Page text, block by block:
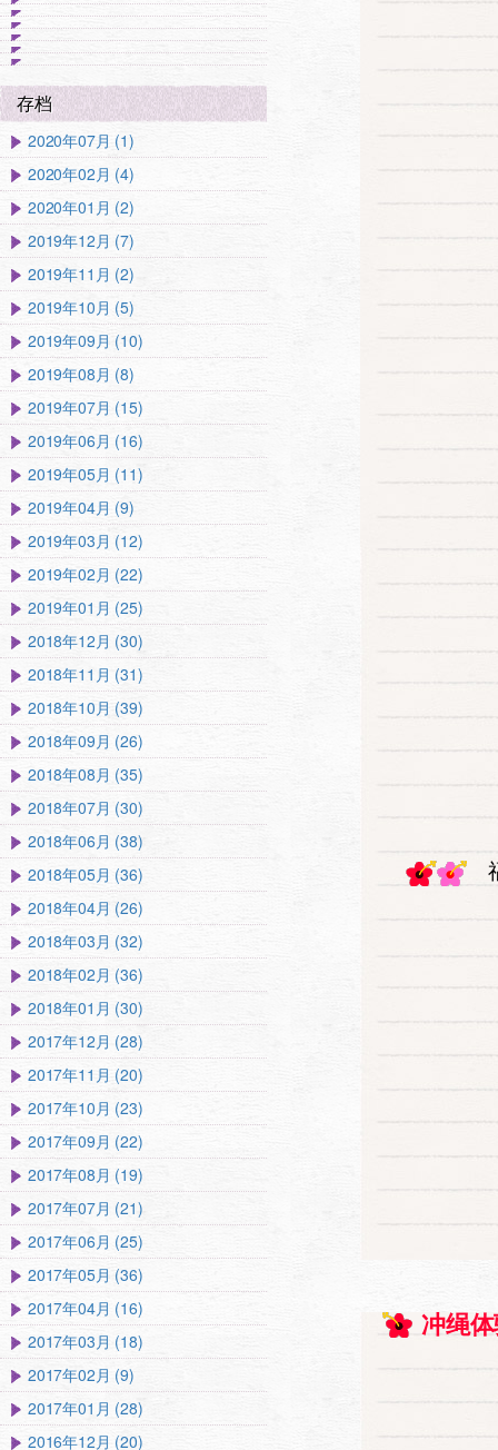
冲绳
存档
2020年07月 (1)
2020年02月 (4)
2020年01月 (2)
2019年12月 (7)
2019年11月 (2)
2019年10月 (5)
2019年09月 (10)
2019年08月 (8)
2019年07月 (15)
2019年06月 (16)
2019年05月 (11)
2019年04月 (9)
2019年03月 (12)
2019年02月 (22)
2019年01月 (25)
2018年12月 (30)
2018年11月 (31)
2018年10月 (39)
2018年09月 (26)
2018年08月 (35)
2018年07月 (30)
2018年06月 (38)
2018年05月 (36)
2018年04月 (26)
2018年03月 (32)
2018年02月 (36)
2018年01月 (30)
2017年12月 (28)
2017年11月 (20)
2017年10月 (23)
2017年09月 (22)
2017年08月 (19)
2017年07月 (21)
2017年06月 (25)
2017年05月 (36)
2017年04月 (16)
2017年03月 (18)
2017年02月 (9)
2017年01月 (28)
2016年12月 (20)